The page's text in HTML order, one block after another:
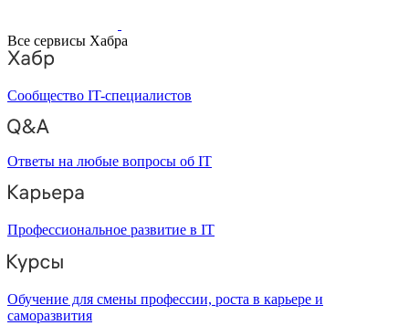
Все сервисы Хабра
Сообщество IT-специалистов
Ответы на любые вопросы об IT
Профессиональное развитие в IT
Обучение для смены профессии, роста в карьере и
саморазвития